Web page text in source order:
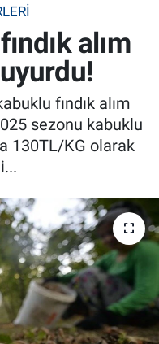
alım
fındık alım
sezonu kabuklu
130TL/KG olarak